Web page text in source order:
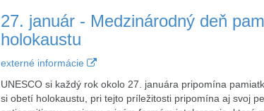
27. január - Medzinárodný deň
holokaustu
externé informácie
UNESCO si každý rok okolo 27. januára pripomína
si obetí holokaustu, pri tejto príležitosti pripomína aj svoj